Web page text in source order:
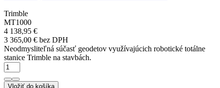
Trimble
MT1000
4 138,95 €
3 365,00 € bez DPH
Neodmysliteľná súčasť geodetov využívajúcich robotické totálne
stanice Trimble na stavbách.
Vložiť do košíka